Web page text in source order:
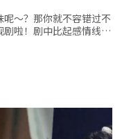
～？那你就不容错过不
剧啦！剧中比起感情线…